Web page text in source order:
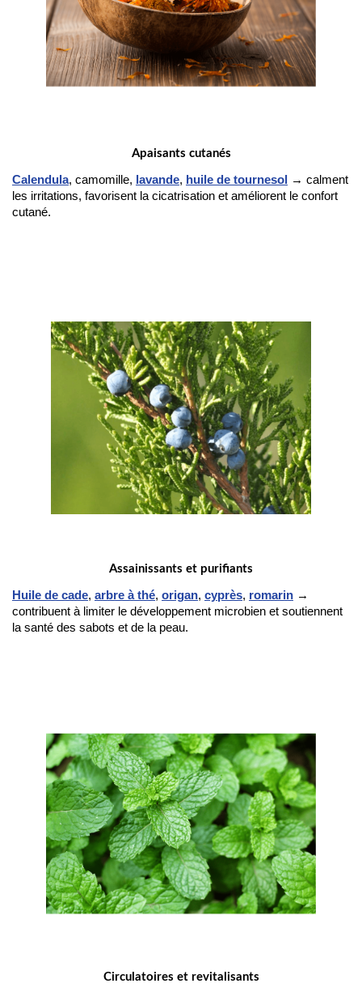
Apaisants cutanés
Calendula, camomille, lavande, huile de tournesol
→ calment
les irritations, favorisent la cicatrisation et améliorent le confort
cutané.
Assainissants et purifiants
Huile de cade, arbre à thé, origan, cyprès, romarin →
contribuent à limiter le développement microbien et soutiennent
la santé des sabots et de la peau.
Circulatoires et revitalisants